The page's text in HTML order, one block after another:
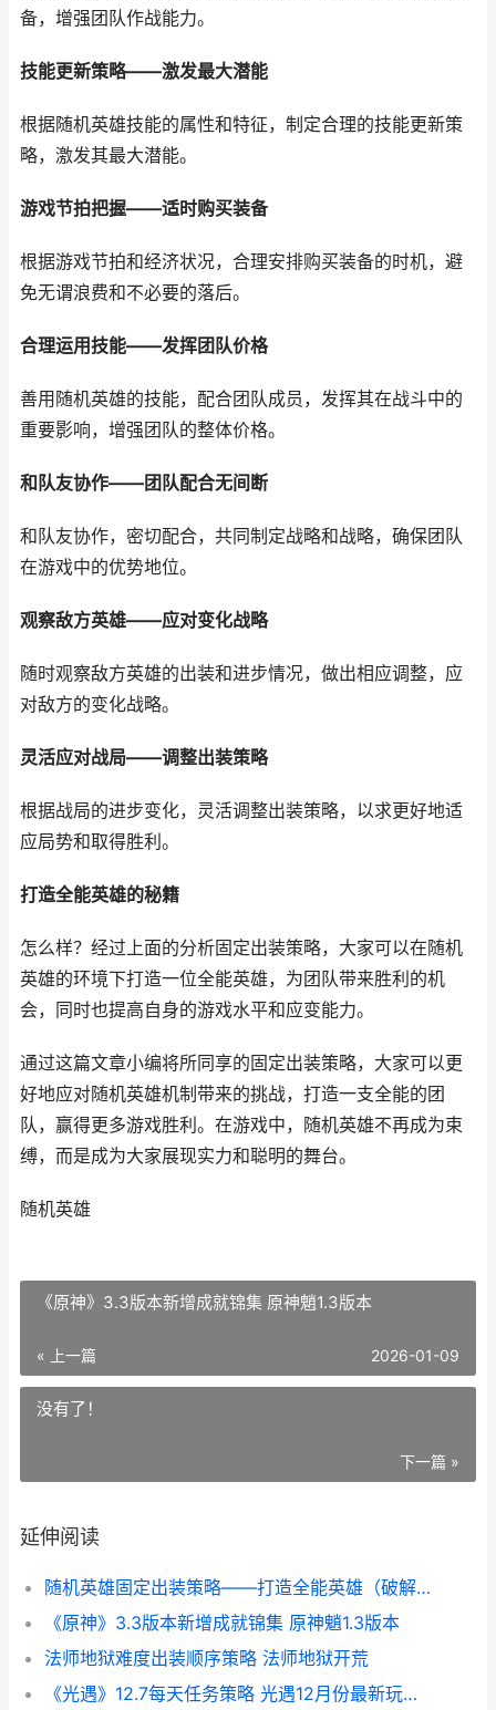
备，增强团队作战能力。
技能更新策略——激发最大潜能
根据随机英雄技能的属性和特征，制定合理的技能更新策
略，激发其最大潜能。
游戏节拍把握——适时购买装备
根据游戏节拍和经济状况，合理安排购买装备的时机，避
免无谓浪费和不必要的落后。
合理运用技能——发挥团队价格
善用随机英雄的技能，配合团队成员，发挥其在战斗中的
重要影响，增强团队的整体价格。
和队友协作——团队配合无间断
和队友协作，密切配合，共同制定战略和战略，确保团队
在游戏中的优势地位。
观察敌方英雄——应对变化战略
随时观察敌方英雄的出装和进步情况，做出相应调整，应
对敌方的变化战略。
灵活应对战局——调整出装策略
根据战局的进步变化，灵活调整出装策略，以求更好地适
应局势和取得胜利。
打造全能英雄的秘籍
怎么样？经过上面的分析固定出装策略，大家可以在随机
英雄的环境下打造一位全能英雄，为团队带来胜利的机
会，同时也提高自身的游戏水平和应变能力。
通过这篇文章小编将所同享的固定出装策略，大家可以更
好地应对随机英雄机制带来的挑战，打造一支全能的团
队，赢得更多游戏胜利。在游戏中，随机英雄不再成为束
缚，而是成为大家展现实力和聪明的舞台。
随机英雄
《原神》3.3版本新增成就锦集 原神魈1.3版本
« 上一篇 2026-01-09
没有了！
下一篇 »
延伸阅读
随机英雄固定出装策略——打造全能英雄（破解英雄无法预测的随机性 随机选英雄
《原神》3.3版本新增成就锦集 原神魈1.3版本
法师地狱难度出装顺序策略 法师地狱开荒
《光遇》12.7每天任务策略 光遇12月份最新玩法公告